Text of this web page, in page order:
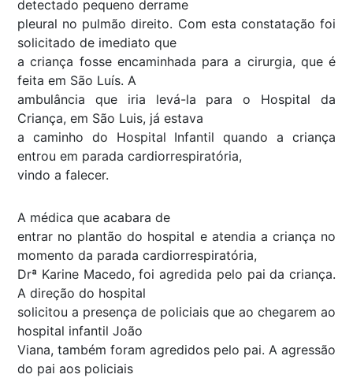
detectado pequeno derrame
pleural no pulmão direito. Com esta constatação foi
solicitado de imediato que
a criança fosse encaminhada para a cirurgia, que é
feita em São Luís. A
ambulância que iria levá-la para o Hospital da
Criança, em São Luis, já estava
a caminho do Hospital Infantil quando a criança
entrou em parada cardiorrespiratória,
vindo a falecer.
A médica que acabara de
entrar no plantão do hospital e atendia a criança no
momento da parada cardiorrespiratória,
Drª Karine Macedo, foi agredida pelo pai da criança.
A direção do hospital
solicitou a presença de policiais que ao chegarem ao
hospital infantil João
Viana, também foram agredidos pelo pai. A agressão
do pai aos policiais